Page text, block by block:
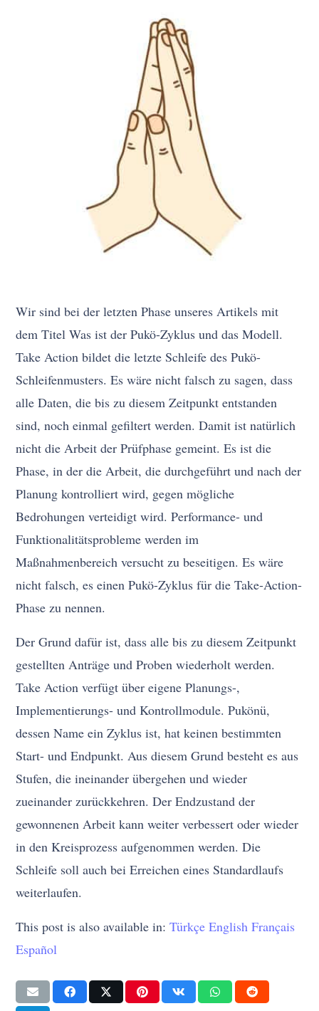
Wir sind bei der letzten Phase unseres Artikels mit
dem Titel Was ist der Pukö-Zyklus und das Modell.
Take Action bildet die letzte Schleife des Pukö-
Schleifenmusters. Es wäre nicht falsch zu sagen, dass
alle Daten, die bis zu diesem Zeitpunkt entstanden
sind, noch einmal gefiltert werden. Damit ist natürlich
nicht die Arbeit der Prüfphase gemeint. Es ist die
Phase, in der die Arbeit, die durchgeführt und nach der
Planung kontrolliert wird, gegen mögliche
Bedrohungen verteidigt wird. Performance- und
Funktionalitätsprobleme werden im
Maßnahmenbereich versucht zu beseitigen. Es wäre
nicht falsch, es einen Pukö-Zyklus für die Take-Action-
Phase zu nennen.
Der Grund dafür ist, dass alle bis zu diesem Zeitpunkt
gestellten Anträge und Proben wiederholt werden.
Take Action verfügt über eigene Planungs-,
Implementierungs- und Kontrollmodule. Pukönü,
dessen Name ein Zyklus ist, hat keinen bestimmten
Start- und Endpunkt. Aus diesem Grund besteht es aus
Stufen, die ineinander übergehen und wieder
zueinander zurückkehren. Der Endzustand der
gewonnenen Arbeit kann weiter verbessert oder wieder
in den Kreisprozess aufgenommen werden. Die
Schleife soll auch bei Erreichen eines Standardlaufs
weiterlaufen.
This post is also available in:Türkçe English Français
Español